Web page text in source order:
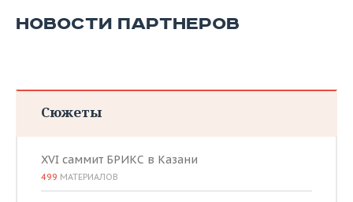
НОВОСТИ ПАРТНЕРОВ
Сюжеты
XVI саммит БРИКС в Казани
499 МАТЕРИАЛОВ